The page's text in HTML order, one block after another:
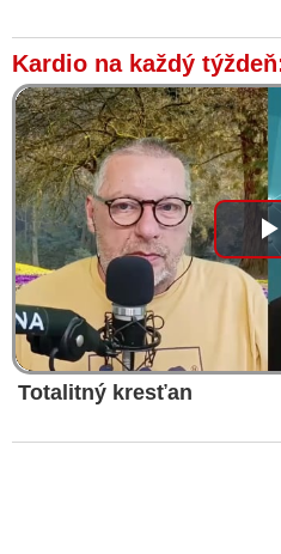
Kardio na každý
Totalitný kresťan